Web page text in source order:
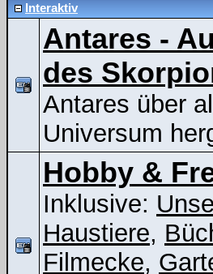
Interaktiv
Antares -
des
Antares über
Universum
Hobby &
Inklusive:
Haustiere,
Filmecke,